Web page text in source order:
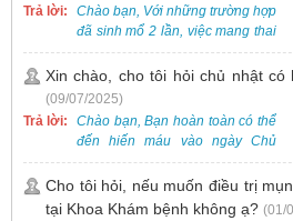
hoặc Fanpage Bệnh viện Việt
Nam - Thụy Điển Uông Bí.
Trả lời:
Chào bạn, Với những trường hợp
đã sinh mổ 2 lần, việc mang thai
lần 3 vẫn có thể thực hiện được.
Tại Bệnh viện, chúng tôi đã tiếp
nhận và hỗ trợ nhiều thai phụ có
nhu cầu tương tự.
Xin chào, cho tôi hỏi chủ nhật
(09/07/2025)
Trả lời:
Chào bạn, Bạn hoàn toàn có thể
đến hiến máu vào ngày Chủ
Nhật.
Cho tôi hỏi, nếu muốn điều trị
tại Khoa Khám bệnh không ạ? (01/